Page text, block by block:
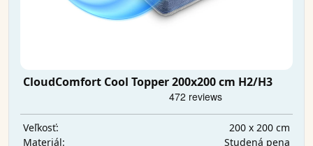
CloudComfort Cool Topper 200x200 cm H2/H3
Veľkosť:
200 x 200 cm
Materiál:
Studená pena